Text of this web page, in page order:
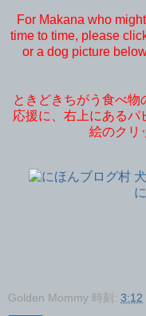
For Makana who
time to time, please
or a dog picture
ときどきちがう食べ
応援に、右上にある
絵のクリ
Golden Mommy 時刻: 3:12